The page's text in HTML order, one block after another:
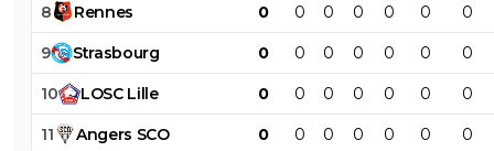
8 Rennes 0 0 0 0 0 0 0
9 Strasbourg 0 0 0 0 0 0 0
10 LOSC Lille 0 0 0 0 0 0 0
11 Angers SCO 0 0 0 0 0 0 0